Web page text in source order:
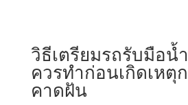
วิธีเตรียมรถรับมือน้
ควรทำก่อนเกิดเหตุ
คาดฝัน